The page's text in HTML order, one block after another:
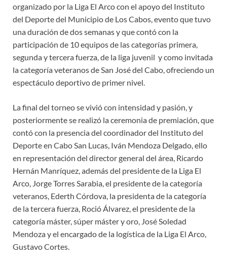
organizado por la Liga El Arco con el apoyo del Instituto
del Deporte del Municipio de Los Cabos, evento que tuvo
una duración de dos semanas y que contó con la
participación de 10 equipos de las categorías primera,
segunda y tercera fuerza, de la liga juvenil y como invitada
la categoría veteranos de San José del Cabo, ofreciendo un
espectáculo deportivo de primer nivel.
La final del torneo se vivió con intensidad y pasión, y
posteriormente se realizó la ceremonia de premiación, que
contó con la presencia del coordinador del Instituto del
Deporte en Cabo San Lucas, Iván Mendoza Delgado, ello
en representación del director general del área, Ricardo
Hernán Manríquez, además del presidente de la Liga El
Arco, Jorge Torres Sarabia, el presidente de la categoría
veteranos, Ederth Córdova, la presidenta de la categoría
de la tercera fuerza, Roció Álvarez, el presidente de la
categoría máster, súper máster y oro, José Soledad
Mendoza y el encargado de la logística de la Liga El Arco,
Gustavo Cortes.